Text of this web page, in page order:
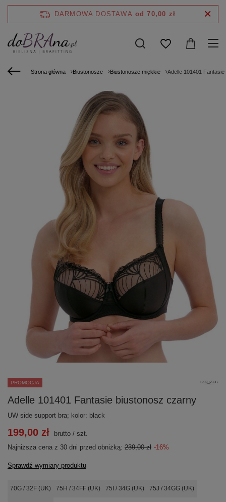
DARMOWA DOSTAWA od 70,00 zł
Strona główna Biustonosze Biustonosze miękkie Adelle 101401
PROMOCJA
Adelle 101401 Fantasie biustonosz czarny
UW side support bra; kolor: black
70G / 32F (UK) 75H / 34FF (UK) 75I / 34G (UK) 75J / 34GG (UK)
Sprawdź wymiary produktu
199,00 zł brutto / szt.
Najniższa cena z 30 dni przed obniżką: 239,00 zł -16%